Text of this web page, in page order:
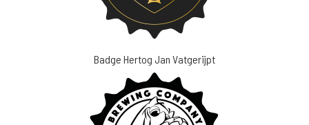
Badge Hertog Jan Vatgerijpt